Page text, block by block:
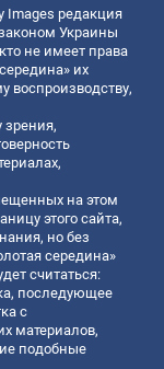
Images редакция
Украины
не имеет права
их
воспроизводству,
зрения,
на этом
этого сайта,
но без
середина»
считаться:
последующее
с
материалов,
подобные